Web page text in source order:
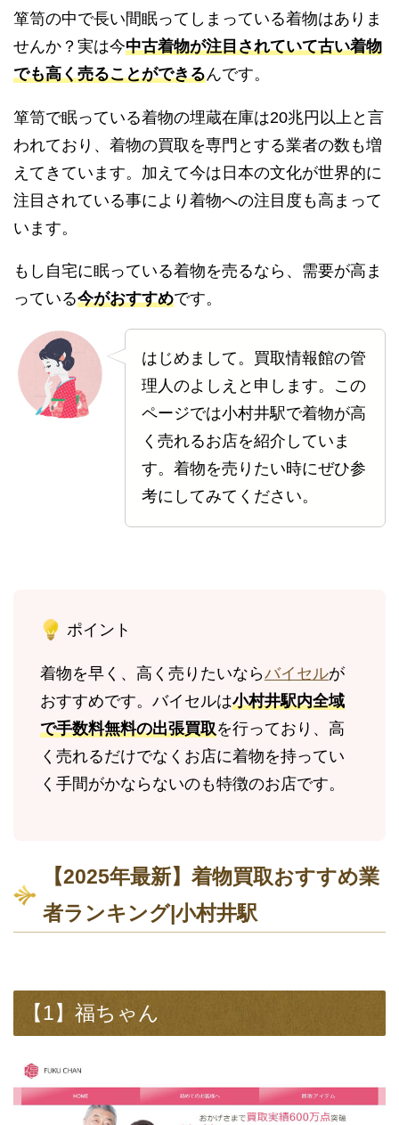
箪笥の中で長い間眠ってしまっている着物はありま
せんか？実は今中古着物が注目されていて古い着物
でも高く売ることができるんです。
箪笥で眠っている着物の埋蔵在庫は20兆円以上と言
われており、着物の買取を専門とする業者の数も増
えてきています。加えて今は日本の文化が世界的に
注目されている事により着物への注目度も高まって
います。
もし自宅に眠っている着物を売るなら、需要が高ま
っている今がおすすめです。
はじめまして。買取情報館の管
理人のよしえと申します。この
ページでは小村井駅で着物が高
く売れるお店を紹介していま
す。着物を売りたい時にぜひ参
考にしてみてください。
ポイント
着物を早く、高く売りたいならバイセルが
おすすめです。バイセルは小村井駅内全域
で手数料無料の出張買取を行っており、高
く売れるだけでなくお店に着物を持ってい
く手間がかならないのも特徴のお店です。
【2025年最新】着物買取おすすめ業
者ランキング|小村井駅
【1】福ちゃん